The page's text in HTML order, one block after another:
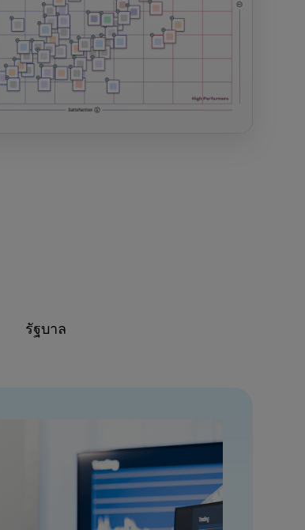
รัฐบาล